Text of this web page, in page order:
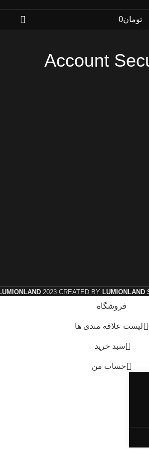
تومان0
Account
2023 CREATED BY LUMIONLAND
فروشگاه
لیست علاقه مندی ها
0 سبد خرید
حساب من